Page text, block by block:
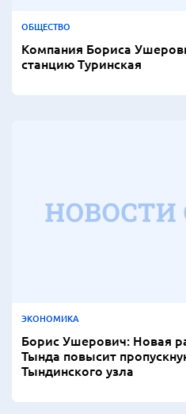
ОБЩЕСТВО
Компания Бориса
станцию Туринская
ЭКОНОМИКА
Борис Ушерович: Новая
Тында повысит
Тындинского узла